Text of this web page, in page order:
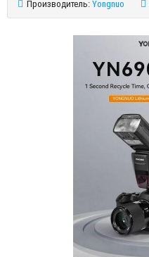
Производитель: Yongnuo